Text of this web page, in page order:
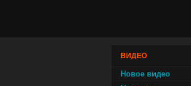
ВИДЕО
Новое видео